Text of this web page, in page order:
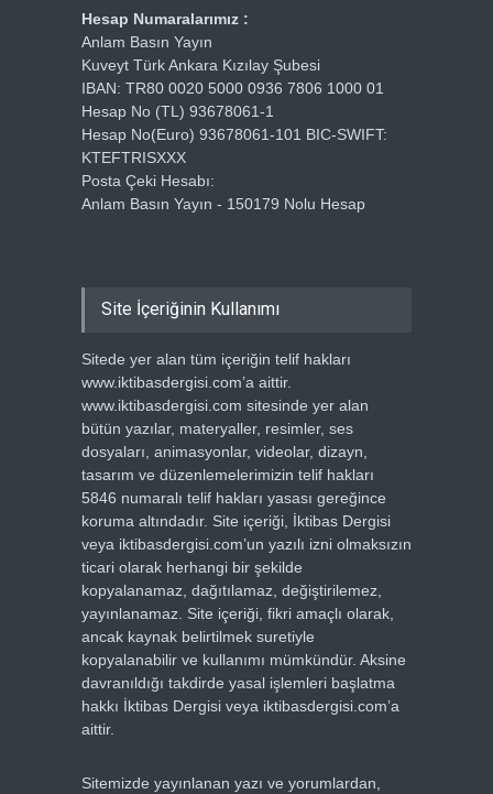
Hesap Numaralarımız :
Anlam Basın Yayın
Kuveyt Türk Ankara Kızılay Şubesi
IBAN: TR80 0020 5000 0936 7806 1000 01
Hesap No (TL) 93678061-1
Hesap No(Euro) 93678061-101 BIC-SWIFT:
KTEFTRISXXX
Posta Çeki Hesabı:
Anlam Basın Yayın - 150179 Nolu Hesap
Site İçeriğinin Kullanımı
Sitede yer alan tüm içeriğin telif hakları
www.iktibasdergisi.com’a aittir.
www.iktibasdergisi.com sitesinde yer alan
bütün yazılar, materyaller, resimler, ses
dosyaları, animasyonlar, videolar, dizayn,
tasarım ve düzenlemelerimizin telif hakları
5846 numaralı telif hakları yasası gereğince
koruma altındadır. Site içeriği, İktibas Dergisi
veya iktibasdergisi.com’un yazılı izni olmaksızın
ticari olarak herhangi bir şekilde
kopyalanamaz, dağıtılamaz, değiştirilemez,
yayınlanamaz. Site içeriği, fikri amaçlı olarak,
ancak kaynak belirtilmek suretiyle
kopyalanabilir ve kullanımı mümkündür. Aksine
davranıldığı takdirde yasal işlemleri başlatma
hakkı İktibas Dergisi veya iktibasdergisi.com’a
aittir.
Sitemizde yayınlanan yazı ve yorumlardan,